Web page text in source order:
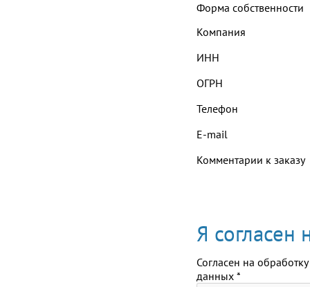
Форма собственности
Компания
ИНН
ОГРН
Телефон
E-mail
Комментарии к заказу
Я согласен
Согласен на обработку
данных *